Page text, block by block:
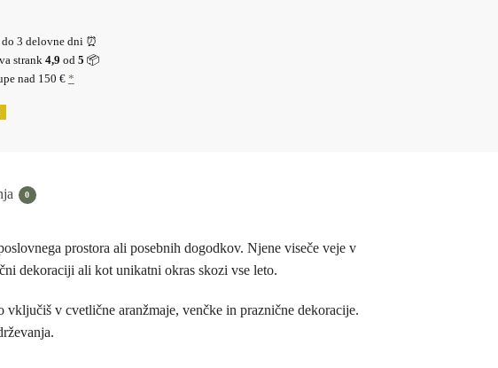
3 delovne dni ⏰
strank 4,9 od 5 📦
nad 150 € *
0
prostora ali posebnih dogodkov. Njene viseče veje v
dekoraciji ali kot unikatni okras skozi vse leto.
v cvetlične aranžmaje, venčke in praznične dekoracije.